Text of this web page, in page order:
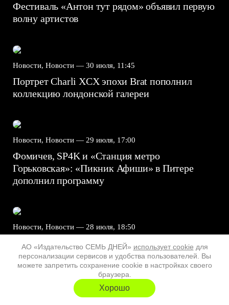
АО «Издательство СЕМЬ ДНЕЙ» использует cookie для
персонализации сервисов и удобства пользователей. Вы
можете запретить сохранение cookie в настройках своего
браузера.
Хорошо
Фестиваль «Антон тут рядом» объявил первую
волну артистов
Новости, Новости — 30 июля, 11:45
Портрет Charli XCX эпохи Brat пополнил
коллекцию лондонской галереи
Новости, Новости — 29 июля, 17:00
Фомичев, SP4K и «Станция метро
Горьковская»: «Пикник Афиши» в Питере
дополнил программу
Новости, Новости — 28 июля, 18:50
Profusion выпустил косметику по
мультфильмам Nickelodeon